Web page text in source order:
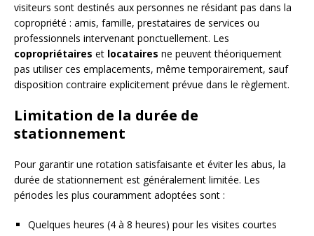
visiteurs sont destinés aux personnes ne résidant pas dans la
copropriété : amis, famille, prestataires de services ou
professionnels intervenant ponctuellement. Les
copropriétaires et locataires ne peuvent théoriquement
pas utiliser ces emplacements, même temporairement, sauf
disposition contraire explicitement prévue dans le règlement.
Limitation de la durée de
stationnement
Pour garantir une rotation satisfaisante et éviter les abus, la
durée de stationnement est généralement limitée. Les
périodes les plus couramment adoptées sont :
Quelques heures (4 à 8 heures) pour les visites courtes